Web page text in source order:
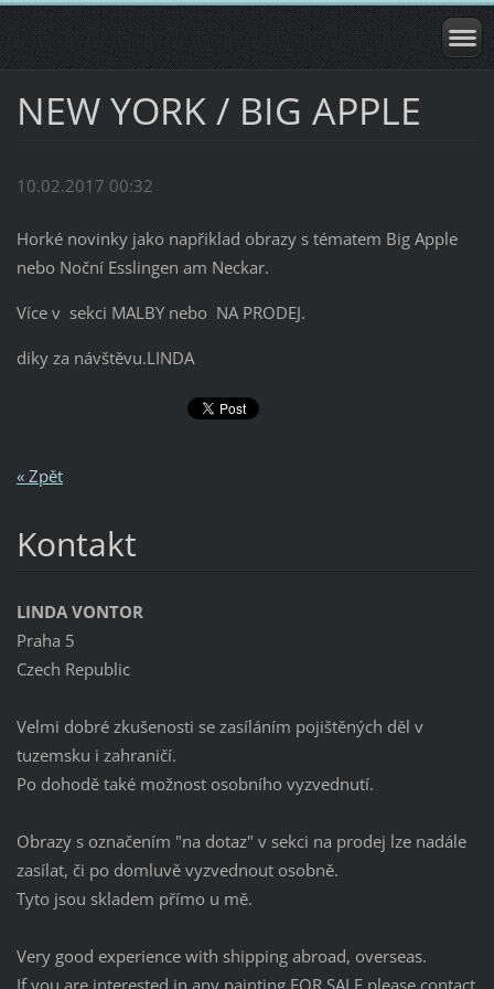
NEW YORK / BIG APPLE
10.02.2017 00:32
Horké novinky jako napřiklad obrazy s tématem Big Apple
nebo Noční Esslingen am Neckar.
Více v sekci MALBY nebo NA PRODEJ.
diky za návštěvu.LINDA
« Zpět
Kontakt
LINDA VONTOR
Praha 5
Czech Republic
Velmi dobré zkušenosti se zasíláním pojištěných děl v
tuzemsku i zahraničí.
Po dohodě také možnost osobního vyzvednutí.
Obrazy s označením "na dotaz" v sekci na prodej lze nadále
zasílat, či po domluvě vyzvednout osobně.
Tyto jsou skladem přímo u mě.
Very good experience with shipping abroad, overseas.
If you are interested in any painting FOR SALE please contact